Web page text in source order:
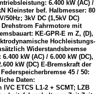
6.400 kW (AC) /
Kleinster bef. Halbmesser: 80
50Hz; 3kV DC (1,5kV DC)
Fahrmotore mit
KE-GPR-E m Z, (D),
Hochleistungs-
Widerstandsbremse
kW (AC) / 6.000 kW (DC),
kW (DC) E-Bremskraft der
45 / 50:
Daten:
ETCS L1-2 + SCMT; LZB